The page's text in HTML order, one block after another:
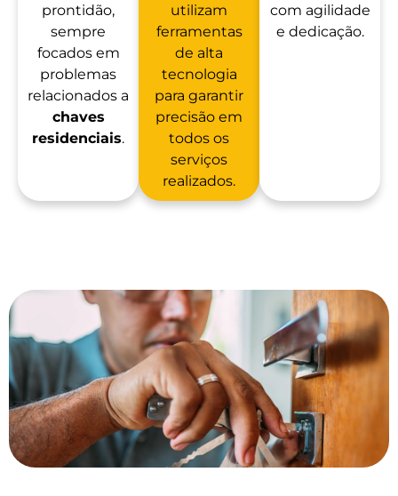
prontidão,
sempre
focados em
problemas
relacionados a
chaves
residenciais.
utilizam
ferramentas
de alta
tecnologia
para garantir
precisão em
todos os
serviços
realizados.
com agilidade
e dedicação.